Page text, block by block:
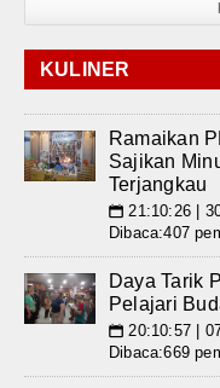
KULINER
Ramaikan
Sajikan
Terjangkau
📅 21:10:26 |
Dibaca:407
Daya Tarik
Pelajari
📅 20:10:57 |
Dibaca:669